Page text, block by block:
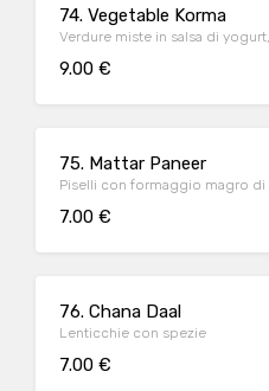
74. Vegetable Korma
Verdure miste in salsa di
9.00 €
75. Mattar Paneer
Piselli con formaggio magro
7.00 €
76. Chana Daal
Lenticchie con spezie
7.00 €